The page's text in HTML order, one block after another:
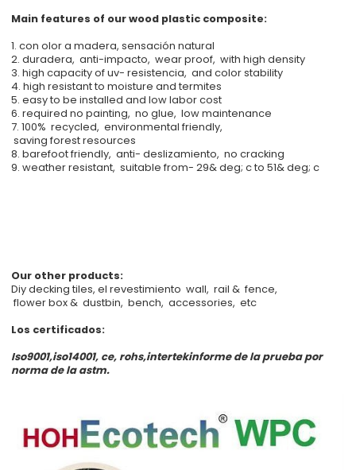
Main features of our wood plastic composite:
1. con olor a madera, sensación natural
2. duradera, anti-impacto, wear proof, with high density
3. high capacity of uv- resistencia, and color stability
4. high resistant to moisture and termites
5. easy to be installed and low labor cost
6. required no painting, no glue, low maintenance
7. 100% recycled, environmental friendly,
saving forest resources
8. barefoot friendly, anti- deslizamiento, no cracking
9. weather resistant, suitable from- 29& deg; c to 51& deg; c
Our other products:
Diy decking tiles, el revestimiento wall, rail & fence,
flower box & dustbin, bench, accessories, etc
Los certificados:
Iso9001,iso14001, ce, rohs,intertekinforme de la prueba por
norma de la astm.